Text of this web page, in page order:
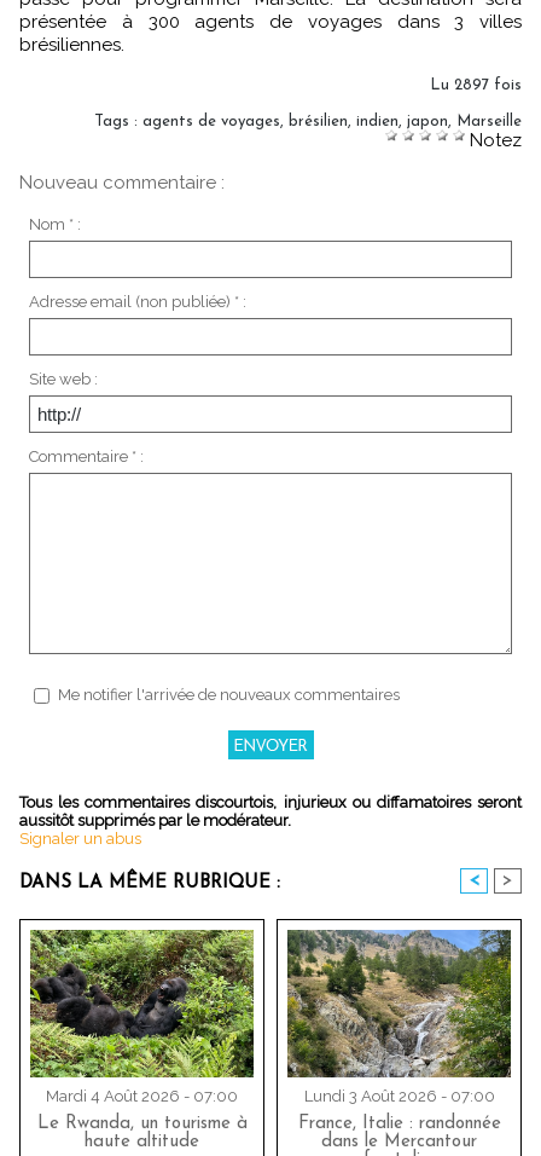
présentée à 300 agents de voyages dans 3 villes
brésiliennes.
Lu 2897 fois
Tags : agents de voyages brésilien indien japon Marseille
Notez
Nouveau commentaire :
Nom * :
Adresse email (non publiée) * :
Site web :
Commentaire * :
Me notifier l'arrivée de nouveaux commentaires
Tous les commentaires discourtois, injurieux ou diffamatoires seront
aussitôt supprimés par le modérateur.
Signaler un abus
DANS LA MÊME RUBRIQUE : < >
Mardi 4 Août 2026 - 07:00
Le Rwanda, un tourisme à
haute altitude
Lundi 3 Août 2026 - 07:00
France, Italie : randonnée
dans le Mercantour